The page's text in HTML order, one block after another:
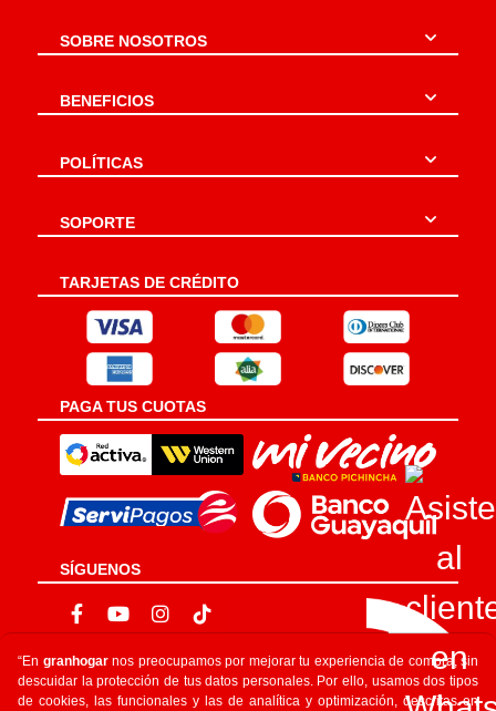
“En granhogarnos preocupamos por mejorar tu experiencia de compra, sin
descuidar la protección de tus datos personales. Por ello, usamos dos tipos
de cookies, las funcionales y las de analítica y optimización, descritas en
SOBRE NOSOTROS
BENEFICIOS
POLÍTICAS
SOPORTE
TARJETAS DE CRÉDITO
PAGA TUS CUOTAS
SÍGUENOS